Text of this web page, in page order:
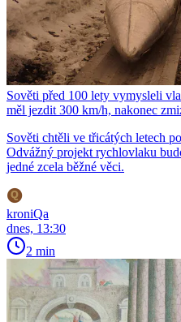
Sověti před 100 lety vymysleli
měl jezdit 300 km/h, nakonec
Sověti chtěli ve třicátých letech
Odvážný projekt rychlovlaku
jedné zcela běžné věci.
kroniQa
dnes, 13:30
2 min